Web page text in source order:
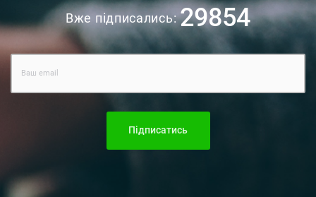
Вже підписались:29854
Підписатись